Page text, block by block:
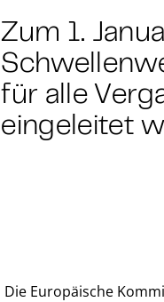
Zum 1.
für alle
eingeleitet
Die Europäische